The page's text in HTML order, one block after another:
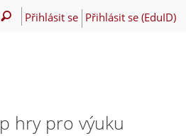
Přihlásit se Přihlásit se (EduID)
hry pro výuku